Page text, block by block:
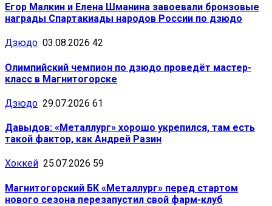
Егор Малкин и Елена Шманина завоевали бронзовые
награды Спартакиады народов России по дзюдо
Дзюдо 03.08.2026 42
Олимпийский чемпион по дзюдо проведёт мастер-
класс в Магнитогорске
Дзюдо 29.07.2026 61
Давыдов: «Металлург» хорошо укрепился, там есть
такой фактор, как Андрей Разин
Хоккей 25.07.2026 59
Магнитогорский БК «Металлург» перед стартом
нового сезона перезапустил свой фарм-клуб